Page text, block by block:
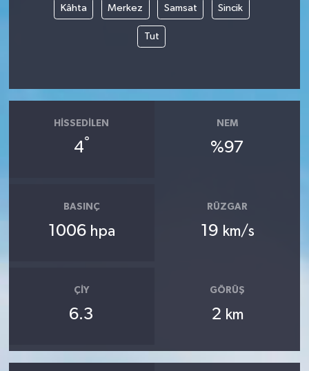
Kâhta Merkez Samsat Sincik
Tut
HISSEDILEN
4°
NEM
%97
BASINÇ
1006 hpa
RÜZGAR
19 km/s
ÇIY
6.3
GÖRÜŞ
2 km